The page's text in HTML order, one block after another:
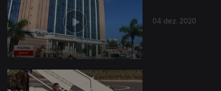
04 dez. 2020